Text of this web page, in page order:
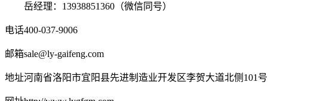
岳经理：13938851360（微信同号）
电话400-037-9006
邮箱sale@ly-gaifeng.com
地址河南省洛阳市宜阳县先进制造业开发区李贺大道北侧101号